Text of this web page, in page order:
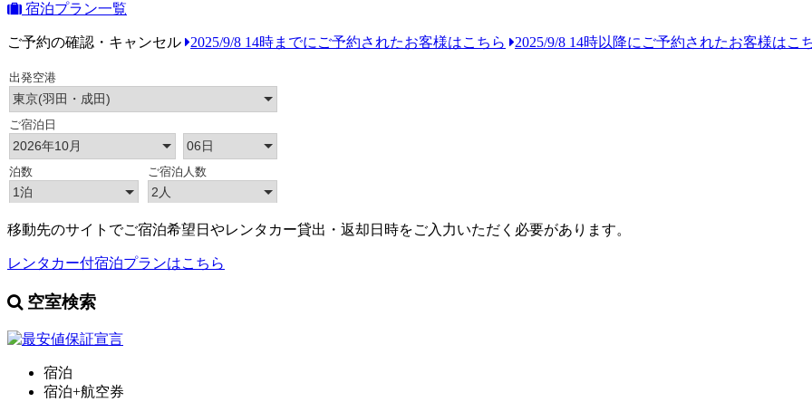
宿泊プラン一覧
ご予約の確認・キャンセル 2025/9/8 14時までにご予約されたお客様はこちら 2025/9/8 14時以降にご予約されたお客様はこ
移動先のサイトでご宿泊希望日やレンタカー貸出・返却日時をご入力いただく必要があります。
レンタカー付宿泊プランはこちら
空室検索
宿泊
宿泊+航空券